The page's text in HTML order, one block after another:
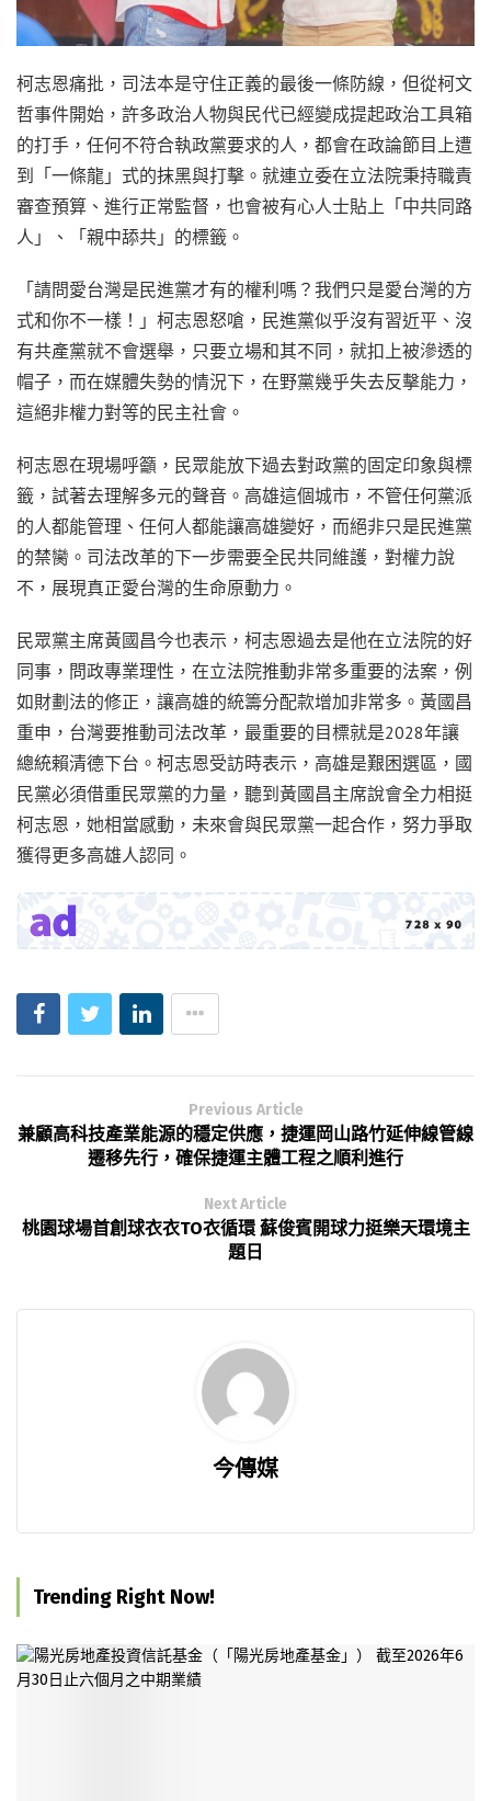
柯志恩痛批，司法本是守住正義的最後一條防線，但從柯文
哲事件開始，許多政治人物與民代已經變成提起政治工具箱
的打手，任何不符合執政黨要求的人，都會在政論節目上遭
到「一條龍」式的抹黑與打擊。就連立委在立法院秉持職責
審查預算、進行正常監督，也會被有心人士貼上「中共同路
人」、「親中舔共」的標籤。
「請問愛台灣是民進黨才有的權利嗎？我們只是愛台灣的方
式和你不一樣！」柯志恩怒嗆，民進黨似乎沒有習近平、沒
有共產黨就不會選舉，只要立場和其不同，就扣上被滲透的
帽子，而在媒體失勢的情況下，在野黨幾乎失去反擊能力，
這絕非權力對等的民主社會。
柯志恩在現場呼籲，民眾能放下過去對政黨的固定印象與標
籤，試著去理解多元的聲音。高雄這個城市，不管任何黨派
的人都能管理、任何人都能讓高雄變好，而絕非只是民進黨
的禁臠。司法改革的下一步需要全民共同維護，對權力說
不，展現真正愛台灣的生命原動力。
民眾黨主席黃國昌今也表示，柯志恩過去是他在立法院的好
同事，問政專業理性，在立法院推動非常多重要的法案，例
如財劃法的修正，讓高雄的統籌分配款增加非常多。黃國昌
重申，台灣要推動司法改革，最重要的目標就是2028年讓
總統賴清德下台。柯志恩受訪時表示，高雄是艱困選區，國
民黨必須借重民眾黨的力量，聽到黃國昌主席說會全力相挺
柯志恩，她相當感動，未來會與民眾黨一起合作，努力爭取
獲得更多高雄人認同。
Previous Article
兼顧高科技產業能源的穩定供應，捷運岡山路竹延伸線管線
遷移先行，確保捷運主體工程之順利進行
Next Article
桃園球場首創球衣衣TO衣循環 蘇俊賓開球力挺樂天環境主
題日
今傳媒
Trending Right Now!